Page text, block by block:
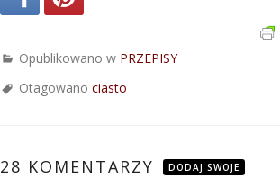
Opublikowano w PRZEPISY
Otagowano ciasto
28 KOMENTARZY DODAJ SWOJE